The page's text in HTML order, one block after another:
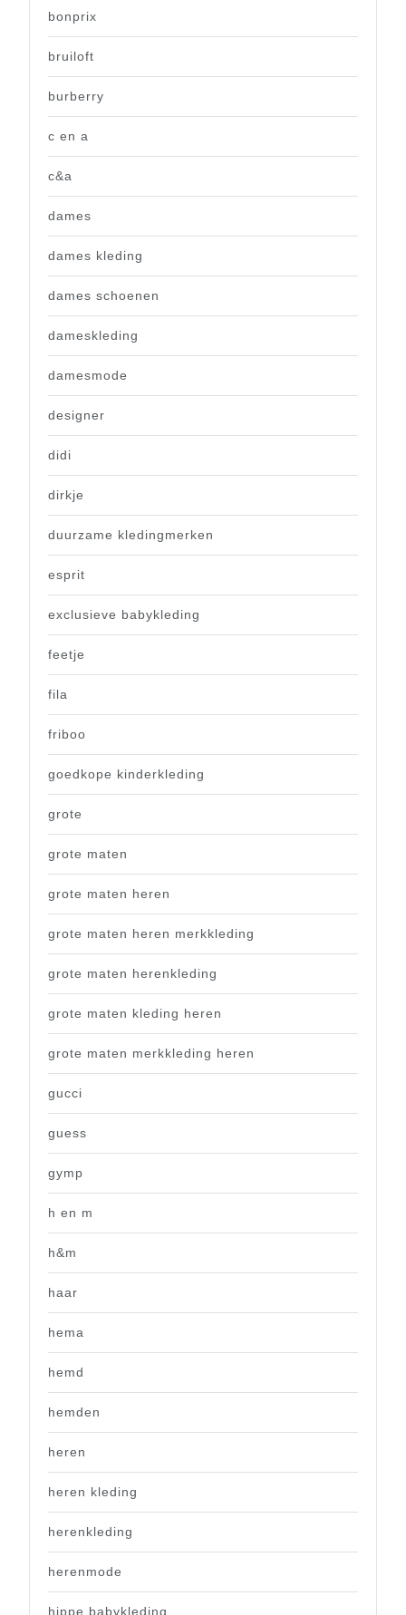
bonprix
bruiloft
burberry
c en a
c&a
dames
dames kleding
dames schoenen
dameskleding
damesmode
designer
didi
dirkje
duurzame kledingmerken
esprit
exclusieve babykleding
feetje
fila
friboo
goedkope kinderkleding
grote
grote maten
grote maten heren
grote maten heren merkkleding
grote maten herenkleding
grote maten kleding heren
grote maten merkkleding heren
gucci
guess
gymp
h en m
h&m
haar
hema
hemd
hemden
heren
heren kleding
herenkleding
herenmode
hippe babykleding